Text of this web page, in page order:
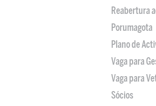
Reabertura
Porumagota
Plano de
Vaga para
Vaga para
Sócios